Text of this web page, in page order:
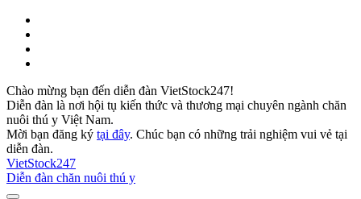
Chào mừng bạn đến diễn đàn VietStock247!
Diễn đàn là nơi hội tụ kiến thức và thương mại chuyên ngành chăn
nuôi thú y Việt Nam.
Mời bạn đăng ký tại đây. Chúc bạn có những trải nghiệm vui vẻ tại
diễn đàn.
VietStock247
Diễn đàn chăn nuôi thú y